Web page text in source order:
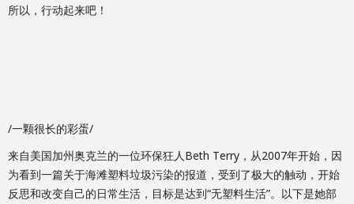
所以，行动起来吧！
/一颗很长的彩蛋/
来自美国加州奥克兰的一位环保狂人Beth Terry，从2007年开始，因
为看到一篇关于海滩塑料垃圾污染的报道，受到了极大的触动，开始
反思和改变自己的日常生活，目标是达到“无塑料生活”。以下是她部